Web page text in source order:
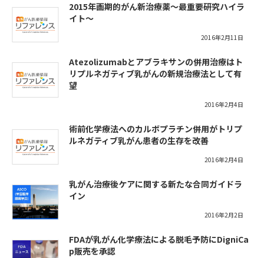
2015年画期的がん新治療薬〜最重要研究ハイラ
イト～
2016年2月11日
Atezolizumabとアブラキサンの併用治療はト
リプルネガティブ乳がんの新規治療法として有
望
2016年2月4日
術前化学療法へのカルボプラチン併用がトリプ
ルネガティブ乳がん患者の生存を改善
2016年2月4日
乳がん治療後ケアに関する新たな合同ガイドラ
イン
2016年2月2日
FDAが乳がん化学療法による脱毛予防にDigniCa
p販売を承認